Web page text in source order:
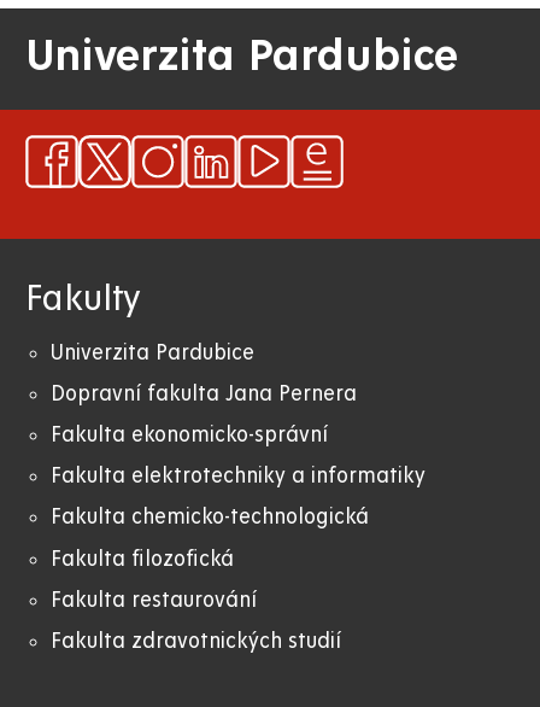
Univerzita Pardubice
Fakulty
Univerzita Pardubice
Dopravní fakulta Jana Pernera
Fakulta ekonomicko-správní
Fakulta elektrotechniky a informatiky
Fakulta chemicko-technologická
Fakulta filozofická
Fakulta restaurování
Fakulta zdravotnických studií